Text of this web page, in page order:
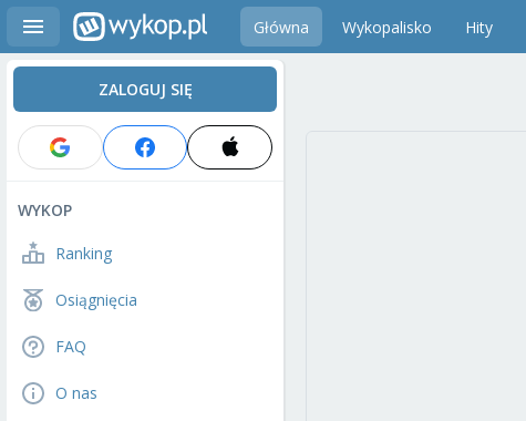
Główna Wykopalisko Hity
ZALOGUJ SIĘ
WYKOP
Ranking
Osiągnięcia
FAQ
O nas